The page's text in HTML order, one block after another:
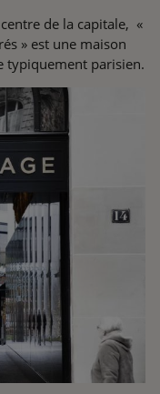
de la capitale, «
» est une maison
typiquement parisien.